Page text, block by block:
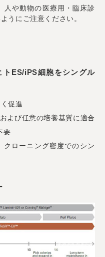
人や動物の医療用・臨床診
うにご注意ください。
ES/iPS細胞をシングル
促進
よび任意の培養基質に適合
要
クローニング密度でのシン